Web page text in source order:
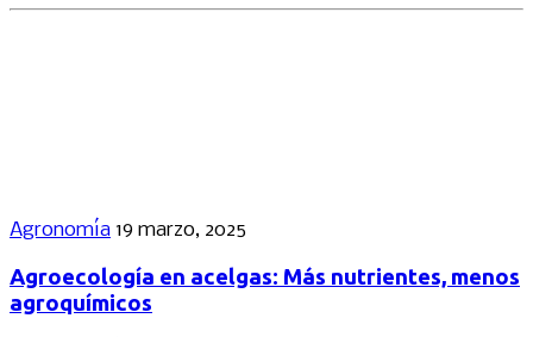
Agronomía 19 marzo, 2025
Agroecología en acelgas: Más nutrientes, menos
agroquímicos